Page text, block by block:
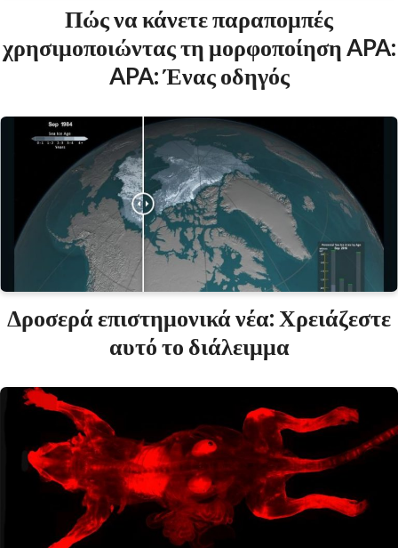
Πώς να κάνετε παραπομπές
χρησιμοποιώντας τη μορφοποίηση APA:
APA: Ένας οδηγός
Δροσερά επιστημονικά νέα: Χρειάζεστε
αυτό το διάλειμμα